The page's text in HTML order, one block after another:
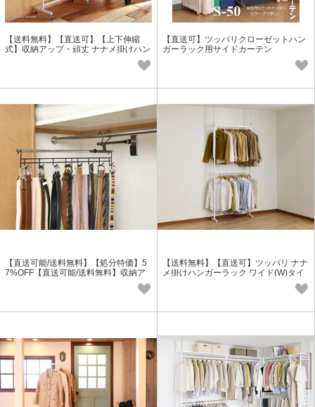
【送料無料】【直送可】【上下伸縮
式】収納アップ・頑丈 ナナメ掛けハン
【直送可】ツッパリクローゼットハン
ガーラック用サイドカーテン
【直送可能/送料無料】【処分特価】5
7%OFF【直送可能/送料無料】収納ア
【送料無料】【直送可】ツッパリ ナナ
メ掛けハンガーラック ワイド(W)タイ